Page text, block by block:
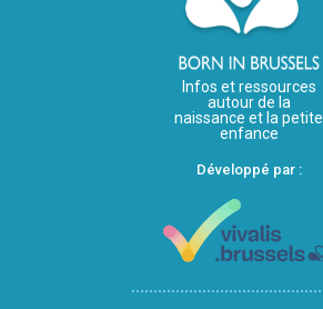
Infos et ressources
autour de la
naissance et la petite
enfance
Développé par :